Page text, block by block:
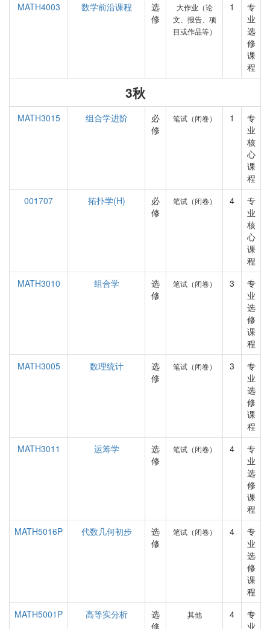
MATH4003 数学前沿课程
选
修
大作业（论
文、报告、项
目或作品等）
1
专
业
选
修
课
程
3秋
MATH3015 组合学进阶
必
修
笔试（闭卷） 1
专
业
核
心
课
程
001707
拓扑学(H)
必
修
笔试（闭卷） 4
专
业
核
心
课
程
MATH3010
组合学
选
修
笔试（闭卷） 3
专
业
选
修
课
程
MATH3005
数理统计
选
修
笔试（闭卷） 3
专
业
选
修
课
程
MATH3011
运筹学
选
修
笔试（闭卷） 4
专
业
选
修
课
程
MATH5016P
代数几何初步
选
修
笔试（闭卷） 4
专
业
选
修
课
程
MATH5001P
高等实分析
选
修
其他 4
专
业